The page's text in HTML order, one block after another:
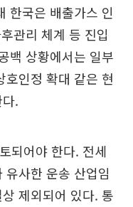
한국은 배출가스 인
관리 체계 등 진입
백 상황에서는 일부
호인정 확대 같은 현
.
되어야 한다. 전세
사한 운송 산업임
제외되어 있다. 통